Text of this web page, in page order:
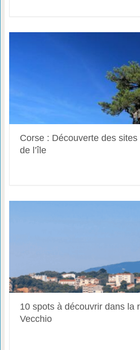
Corse : Découverte des
de l’île
10 spots à découvrir dans la
Vecchio